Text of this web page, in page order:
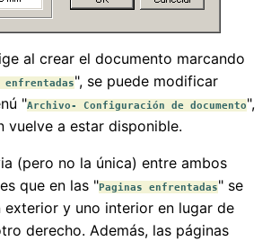
al crear el documento marcando
enfrentadas", se puede modificar
"Archivo- Configuración de documento",
vuelve a estar disponible.
(pero no la única) entre ambos
que en las "Paginas enfrentadas" se
exterior y uno interior en lugar de
derecho. Además, las páginas